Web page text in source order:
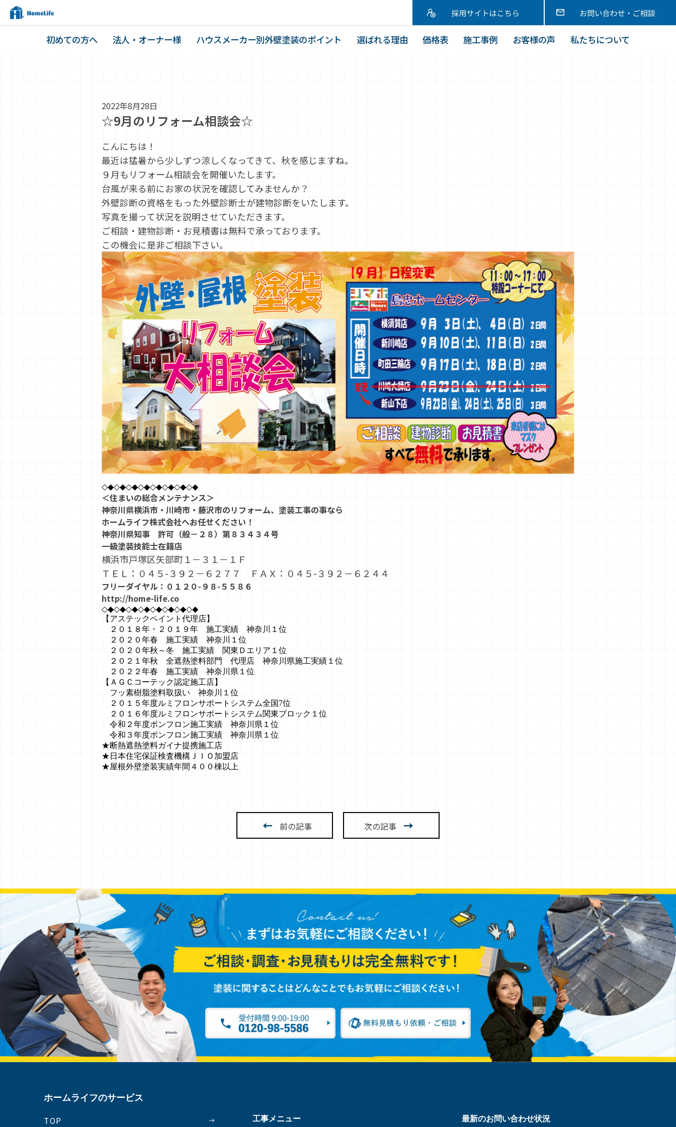
初めての方へ 法人・オーナー様 ハウスメーカー別外壁塗装のポイント 選ばれる理由 価格表 施工事例 お客様の声 私たちについて
2022年8月28日
☆9月のリフォーム相談会☆
こんにちは！
最近は猛暑から少しずつ涼しくなってきて、秋を感じますね。
９月もリフォーム相談会を開催いたします。
台風が来る前にお家の状況を確認してみませんか？
外壁診断の資格をもった外壁診断士が建物診断をいたします。
写真を撮って状況を説明させていただきます。
ご相談・建物診断・お見積書は無料で承っております。
この機会に是非ご相談下さい。
◇◆◇◆◇◆◇◆◇◆◇◆◇◆◇◆
＜住まいの総合メンテナンス＞
神奈川県横浜市・川崎市・藤沢市のリフォーム、塗装工事の事なら
ホームライフ株式会社へお任せください！
神奈川県知事 許可（般－２８）第８３４３４号
一級塗装技能士在籍店
横浜市戸塚区矢部町１－３１－１Ｆ
ＴＥＬ：０４５-３９２－６２７７ ＦＡＸ：０４５-３９２－６２４４
フリーダイヤル：０１２０-９８-５５８６
http://home-life.co
◇◆◇◆◇◆◇◆◇◆◇◆◇◆◇◆
【アステックペイント代理店】
２０１８年・２０１９年 施工実績 神奈川１位
２０２０年春 施工実績 神奈川１位
２０２０年秋～冬 施工実績 関東Ｄエリア１位
２０２１年秋 全遮熱塗料部門 代理店 神奈川県施工実績１位
２０２２年春 施工実績 神奈川県１位
【ＡＧＣコーテック認定施工店】
フッ素樹脂塗料取扱い 神奈川１位
２０１５年度ルミフロンサポートシステム全国7位
２０１６年度ルミフロンサポートシステム関東ブロック１位
令和２年度ボンフロン施工実績 神奈川県１位
令和３年度ボンフロン施工実績 神奈川県１位
★断熱遮熱塗料ガイナ提携施工店
★日本住宅保証検査機構ＪＩＯ加盟店
★屋根外壁塗装実績年間４００棟以上
← 前の記事 次の記事 →
ホームライフのサービス
TOP 工事メニュー 最新のお問い合わせ状況